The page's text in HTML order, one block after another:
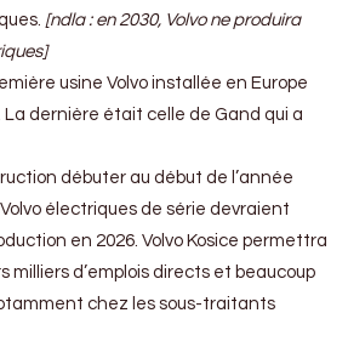
[ndla : en 2030, Volvo ne produira
usine Volvo installée en Europe
La dernière était celle de Gand qui a
débuter au début de l’année
électriques de série devraient
en 2026. Volvo Kosice permettra
milliers d’emplois directs et beaucoup
chez les sous-traitants